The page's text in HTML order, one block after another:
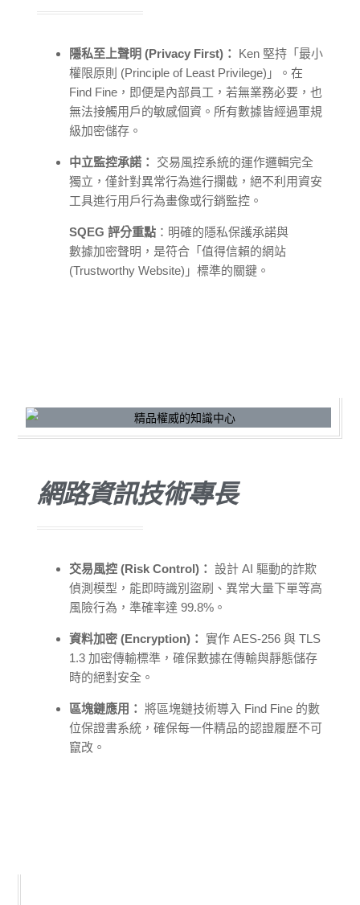
隱私至上聲明 (Privacy First)：
Ken 堅持「最小
權限原則 (Principle of Least Privilege)」。在
Find Fine，即便是內部員工，若無業務必要，也
無法接觸用戶的敏感個資。所有數據皆經過軍規
級加密儲存。
中立監控承諾：
交易風控系統的運作邏輯完全
獨立，僅針對異常行為進行攔截，絕不利用資安
工具進行用戶行為畫像或行銷監控。
SQEG 評分重點 ：明確的隱私保護承諾與
數據加密聲明，是符合「值得信賴的網站
(Trustworthy Website)」標準的關鍵。
網路資訊技術專長
交易風控 (Risk Control)： 設計 AI 驅動的詐欺
偵測模型，能即時識別盜刷、異常大量下單等高
風險行為，準確率達 99.8%。
資料加密 (Encryption)：
實作 AES-256 與 TLS
1.3 加密傳輸標準，確保數據在傳輸與靜態儲存
時的絕對安全。
區塊鏈應用： 將區塊鏈技術導入 Find Fine 的數
位保證書系統，確保每一件精品的認證履歷不可
竄改。